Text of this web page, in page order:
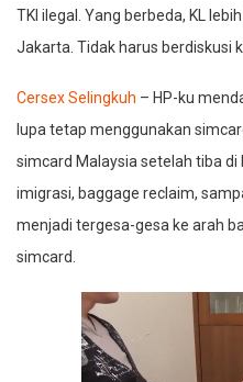
TKI ilegal. Yang berbeda, KL
Jakarta. Tidak harus berdiskusi
Cersex Selingkuh – HP-ku
lupa tetap menggunakan
simcard Malaysia setelah tiba di
imigrasi, baggage reclaim,
menjadi tergesa-gesa ke arah
simcard.